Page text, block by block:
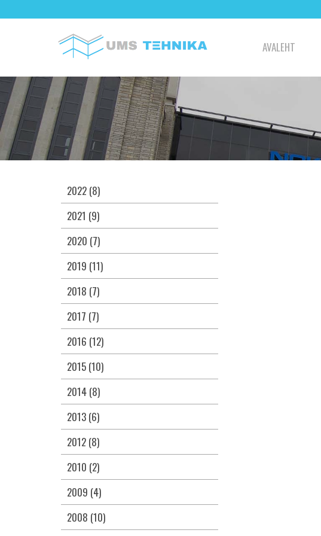
AVALEHT
2022 (8)
2021 (9)
2020 (7)
2019 (11)
2018 (7)
2017 (7)
2016 (12)
2015 (10)
2014 (8)
2013 (6)
2012 (8)
2010 (2)
2009 (4)
2008 (10)